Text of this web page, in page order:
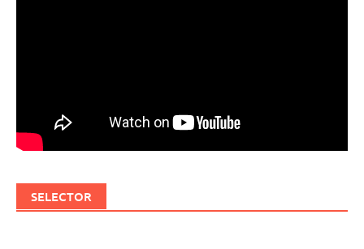
SELECTOR